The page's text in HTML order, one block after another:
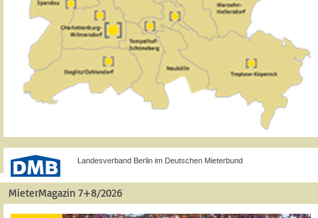
Landesverband Berlin im Deutschen Mieterbund
MieterMagazin 7+8/2026